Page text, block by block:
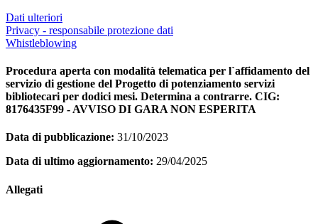
Dati ulteriori
Privacy - responsabile protezione dati
Whistleblowing
Procedura aperta con modalità telematica per l`affidamento del
servizio di gestione del Progetto di potenziamento servizi
bibliotecari per dodici mesi. Determina a contrarre. CIG:
8176435F99 - AVVISO DI GARA NON ESPERITA
Data di pubblicazione: 31/10/2023
Data di ultimo aggiornamento: 29/04/2025
Allegati